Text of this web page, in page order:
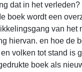
dat in het verleden?
boek wordt een
van het
hiervan. en hoe de
volken tot stand is
boek als